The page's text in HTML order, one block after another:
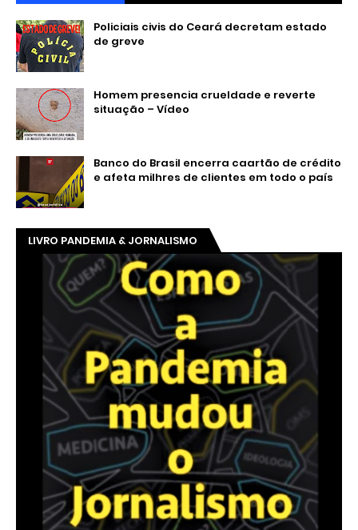
Policiais civis do Ceará decretam estado
de greve
Homem presencia crueldade e reverte
situação – Vídeo
Banco do Brasil encerra caartão de crédito
e afeta milhres de clientes em todo o país
LIVRO PANDEMIA & JORNALISMO